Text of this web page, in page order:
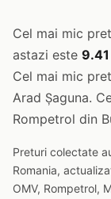
Cel mai mic
astazi este
Cel mai mic
Arad Șaguna.
Rompetrol din
Preturi colectate
Romania,
OMV, Rompetrol,